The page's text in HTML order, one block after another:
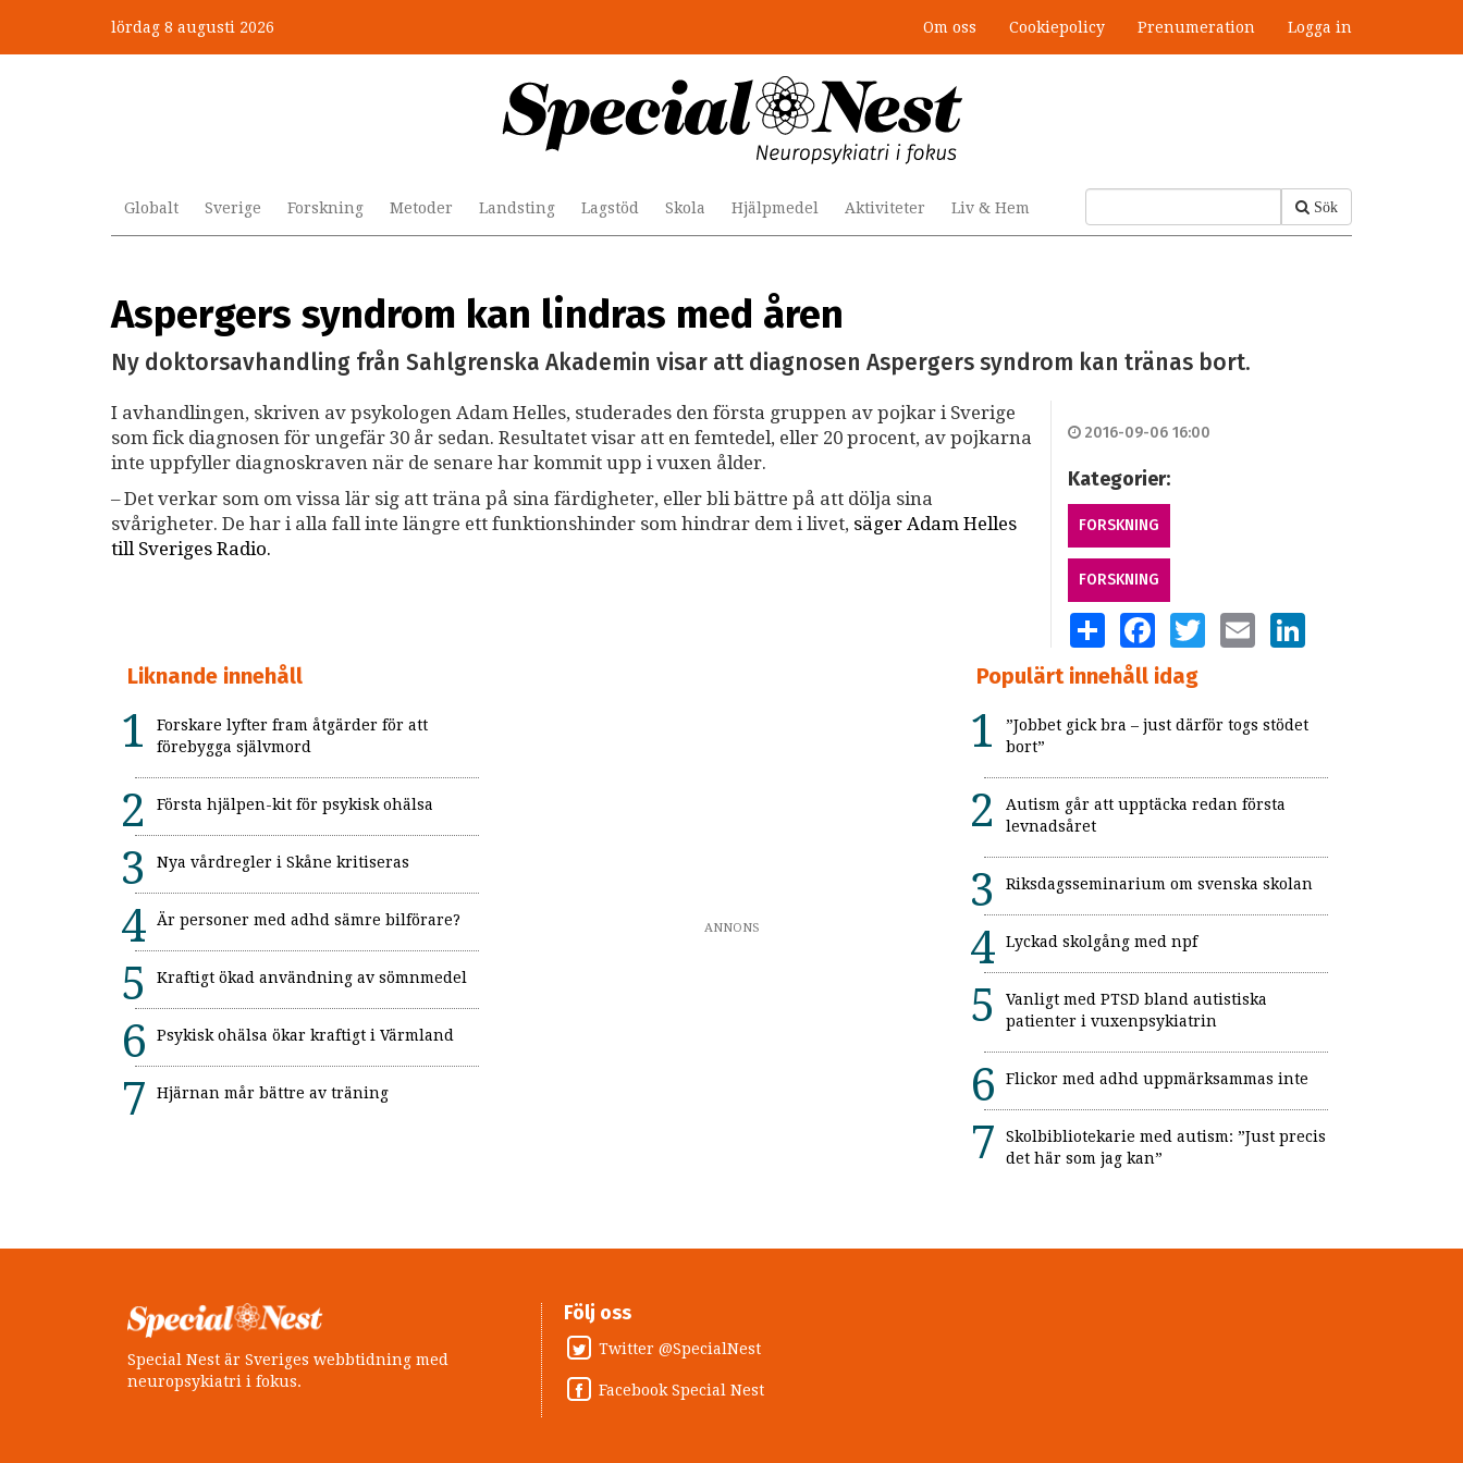
huvudinnehåll
lördag 8 augusti 2026 Om oss Cookiepolicy Prenumeration Logga in
Sök
Globalt Sverige Forskning Metoder Landsting Lagstöd Skola Hjälpmedel Aktiviteter Liv & Hem
Aspergers syndrom kan lindras med åren
Ny doktorsavhandling från Sahlgrenska Akademin visar att diagnosen Aspergers syndrom kan tränas bort.
I avhandlingen, skriven av psykologen Adam Helles, studerades den första gruppen av pojkar i Sverige
som fick diagnosen för ungefär 30 år sedan. Resultatet visar att en femtedel, eller 20 procent, av pojkarna
inte uppfyller diagnoskraven när de senare har kommit upp i vuxen ålder.
– Det verkar som om vissa lär sig att träna på sina färdigheter, eller bli bättre på att dölja sina
svårigheter. De har i alla fall inte längre ett funktionshinder som hindrar dem i livet, säger Adam Helles
till Sveriges Radio.
2016-09-06 16:00
Kategorier:
FORSKNING
FORSKNING
SHARE FACEBOOKTWITTEREMAIL LINKEDIN
Liknande innehåll
Forskare lyfter fram åtgärder för att
förebygga självmord
Första hjälpen-kit för psykisk ohälsa
Nya vårdregler i Skåne kritiseras
Är personer med adhd sämre bilförare?
Kraftigt ökad användning av sömnmedel
Psykisk ohälsa ökar kraftigt i Värmland
Hjärnan mår bättre av träning
ANNONS
Populärt innehåll idag
”Jobbet gick bra – just därför togs stödet
bort”
Autism går att upptäcka redan första
levnadsåret
Riksdagsseminarium om svenska skolan
Lyckad skolgång med npf
Vanligt med PTSD bland autistiska
patienter i vuxenpsykiatrin
Flickor med adhd uppmärksammas inte
Skolbibliotekarie med autism: ”Just precis
det här som jag kan”
Special Nest är Sveriges webbtidning med
neuropsykiatri i fokus.
Följ oss
Twitter @SpecialNest
Facebook Special Nest